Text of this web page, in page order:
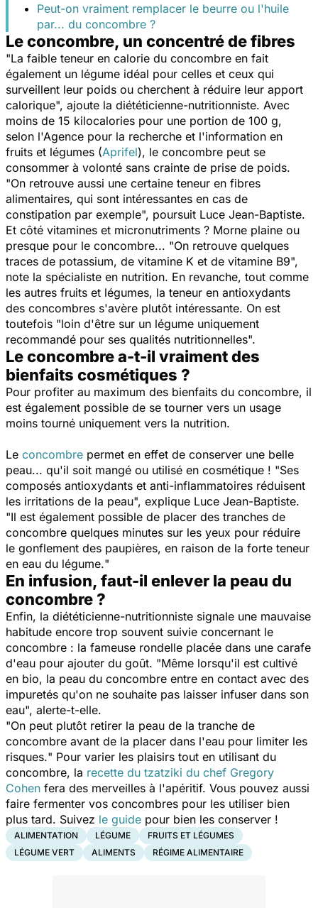
Peut-on vraiment remplacer le beurre ou l'huile
par... du concombre ?
Le concombre, un concentré de fibres
"La faible teneur en calorie du concombre en fait
également un légume idéal pour celles et ceux qui
surveillent leur poids ou cherchent à réduire leur apport
calorique", ajoute la diététicienne-nutritionniste. Avec
moins de 15 kilocalories pour une portion de 100 g,
selon l'Agence pour la recherche et l'information en
fruits et légumes (Aprifel), le concombre peut se
consommer à volonté sans crainte de prise de poids.
"On retrouve aussi une certaine teneur en fibres
alimentaires, qui sont intéressantes en cas de
constipation par exemple", poursuit Luce Jean-Baptiste.
Et côté vitamines et micronutriments ? Morne plaine ou
presque pour le concombre... "On retrouve quelques
traces de potassium, de vitamine K et de vitamine B9",
note la spécialiste en nutrition. En revanche, tout comme
les autres fruits et légumes, la teneur en antioxydants
des concombres s'avère plutôt intéressante. On est
toutefois "loin d'être sur un légume uniquement
recommandé pour ses qualités nutritionnelles".
Le concombre a-t-il vraiment des
bienfaits cosmétiques ?
Pour profiter au maximum des bienfaits du concombre, il
est également possible de se tourner vers un usage
moins tourné uniquement vers la nutrition.
Le concombre permet en effet de conserver une belle
peau... qu'il soit mangé ou utilisé en cosmétique ! "Ses
composés antioxydants et anti-inflammatoires réduisent
les irritations de la peau", explique Luce Jean-Baptiste.
"Il est également possible de placer des tranches de
concombre quelques minutes sur les yeux pour réduire
le gonflement des paupières, en raison de la forte teneur
en eau du légume."
En infusion, faut-il enlever la peau du
concombre ?
Enfin, la diététicienne-nutritionniste signale une mauvaise
habitude encore trop souvent suivie concernant le
concombre : la fameuse rondelle placée dans une carafe
d'eau pour ajouter du goût. "Même lorsqu'il est cultivé
en bio, la peau du concombre entre en contact avec des
impuretés qu'on ne souhaite pas laisser infuser dans son
eau", alerte-t-elle.
"On peut plutôt retirer la peau de la tranche de
concombre avant de la placer dans l'eau pour limiter les
risques." Pour varier les plaisirs tout en utilisant du
concombre, la recette du tzatziki du chef Gregory
Cohen fera des merveilles à l'apéritif. Vous pouvez aussi
faire fermenter vos concombres pour les utiliser bien
plus tard. Suivez le guide pour bien les conserver !
ALIMENTATION LÉGUME
FRUITS ET LÉGUMES
LÉGUME VERT
ALIMENTS RÉGIME ALIMENTAIRE